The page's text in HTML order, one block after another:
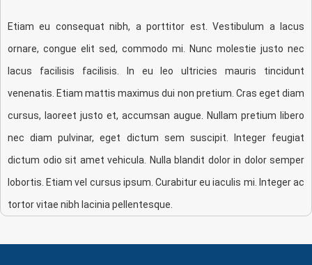
Etiam eu consequat nibh, a porttitor est. Vestibulum a lacus
ornare, congue elit sed, commodo mi. Nunc molestie justo nec
lacus facilisis facilisis. In eu leo ultricies mauris tincidunt
venenatis. Etiam mattis maximus dui non pretium. Cras eget diam
cursus, laoreet justo et, accumsan augue. Nullam pretium libero
nec diam pulvinar, eget dictum sem suscipit. Integer feugiat
dictum odio sit amet vehicula. Nulla blandit dolor in dolor semper
lobortis. Etiam vel cursus ipsum. Curabitur eu iaculis mi. Integer ac
tortor vitae nibh lacinia pellentesque.